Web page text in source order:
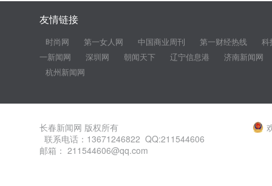
友情链接
时尚网 第一女人网 中国商业周刊 第一财经热线
科
一新闻网
深圳网 朝闻天下 辽宁信息港
济南新闻网
杭州新闻网
长春新闻网 版权所有
联系电话：13671246822 QQ:211544606
邮箱： 211544606@qq.com